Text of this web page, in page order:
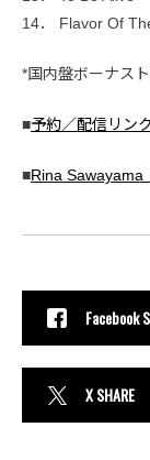
14． Flavor Of
*国内盤ボーナス
■予約／配信リンク
■Rina Sawayama
Facebook
X SHARE